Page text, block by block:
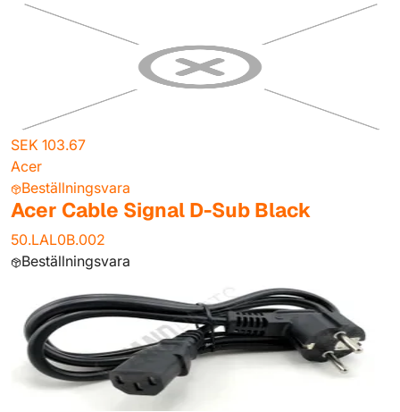
SEK 103.67
Acer
Beställningsvara
Acer Cable Signal D-Sub Black
50.LAL0B.002
Beställningsvara